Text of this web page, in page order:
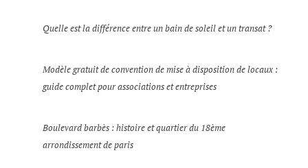
Quelle est la différence entre un bain de soleil et un transat ?
Modèle gratuit de convention de mise à disposition de locaux :
guide complet pour associations et entreprises
Boulevard barbès : histoire et quartier du 18ème
arrondissement de paris